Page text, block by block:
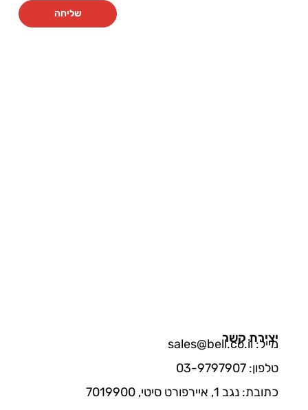
שליחה
יצירת קשר
מייל: sales@bell.co.il
טלפון: 03-9797907
כתובת: נגב 1, איירפורט סיטי, 7019900